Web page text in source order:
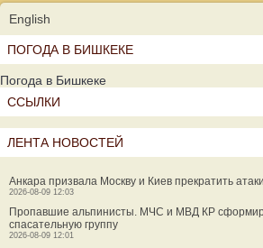
English
ПОГОДА В БИШКЕКЕ
Погода в Бишкеке
ССЫЛКИ
ЛЕНТА НОВОСТЕЙ
Анкара призвала Москву и Киев прекратить
2026-08-09 12:03
Пропавшие альпинисты. МЧС и МВД КР
спасательную группу
2026-08-09 12:01